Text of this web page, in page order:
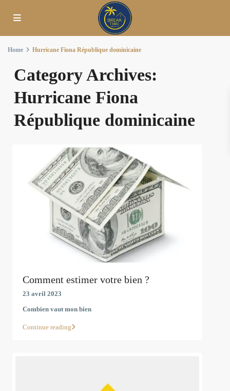
Home Hurricane Fiona République dominicaine
Category Archives:
Hurricane Fiona
République dominicaine
Comment estimer votre bien ?
23 avril 2023
Combien vaut mon bien
Continue reading